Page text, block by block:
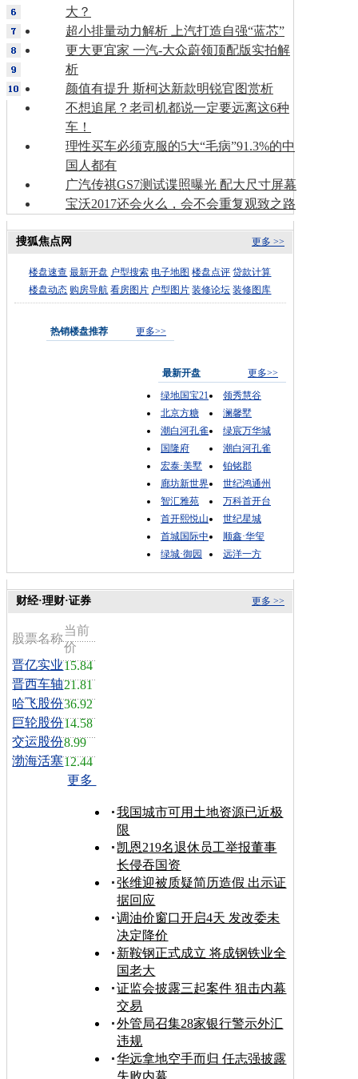
大？
超小排量动力解析 上汽打造自强“蓝芯”
更大更宜家 一汽-大众蔚领顶配版实拍解
析
颜值有提升 斯柯达新款明锐官图赏析
不想追尾？老司机都说一定要远离这6种
车！
理性买车必须克服的5大“毛病”91.3%的中
国人都有
广汽传祺GS7测试谍照曝光 配大尺寸屏幕
宝沃2017还会火么，会不会重复观致之路
更多 >>
搜狐焦点网
楼盘速查 最新开盘 户型搜索 电子地图 楼盘点评 贷款计算
楼盘动态 购房导航 看房图片 户型图片 装修论坛 装修图库
热销楼盘推荐 更多>>
最新开盘
更多>>
绿地国宝21
领秀慧谷
北京方糖
澜馨墅
潮白河孔雀
绿宸万华城
国隆府
潮白河孔雀
宏泰·美墅
铂铭郡
廊坊新世界
世纪鸿通州
智汇雅苑
万科首开台
首开熙悦山
世纪星城
首城国际中
顺鑫·华玺
绿城·御园
远洋一方
更多 >>
财经·理财·证券
股票名称
当前
价
晋亿实业15.84
晋西车轴21.81
哈飞股份36.92
巨轮股份14.58
交运股份8.99
渤海活塞12.44
更多
我国城市可用土地资源已近极
限
凯恩219名退休员工举报董事
长侵吞国资
张维迎被质疑简历造假 出示证
据回应
调油价窗口开启4天 发改委未
决定降价
新鞍钢正式成立 将成钢铁业全
国老大
证监会披露三起案件 狙击内幕
交易
外管局召集28家银行警示外汇
违规
华远拿地空手而归 任志强披露
失败内幕